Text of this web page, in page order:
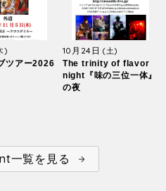
)
ツアー2026
10月24日 (土)
The trinity of flavor
night『味の三位一体』
の夜
一覧を見る